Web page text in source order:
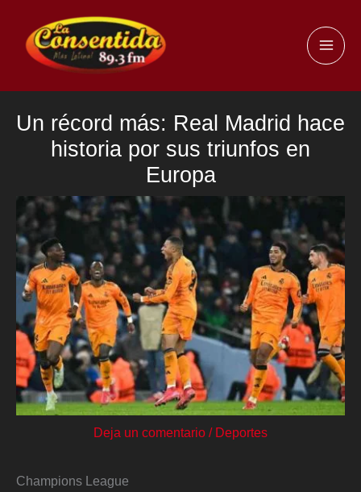
contenido
Un récord más: Real Madrid hace
historia por sus triunfos en
Europa
Deja un comentario / Deportes
Champions League